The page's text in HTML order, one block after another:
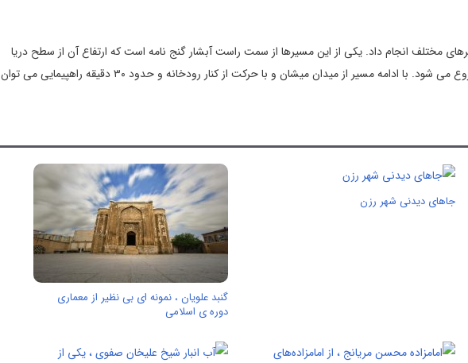
مختلف انجام داد. یکی از این مسیر‌ها از سمت راست آبشار گنج‌ نامه است که ارتفاع آن از سطح دریا
حدود ۲۱۰۰ متر است و به سمت میدان میشان شروع می‌ شود. با ادامه مسیر از میدان میشان و با حرکت از کنار رودخانه و حدود ۳۰ دقیقه راهپیمایی می‌ توان
جاهای دیدنی شهر رزن
گنبد علویان ، نمونه ای بی نظیر از معماری
دوره ی اسلامی